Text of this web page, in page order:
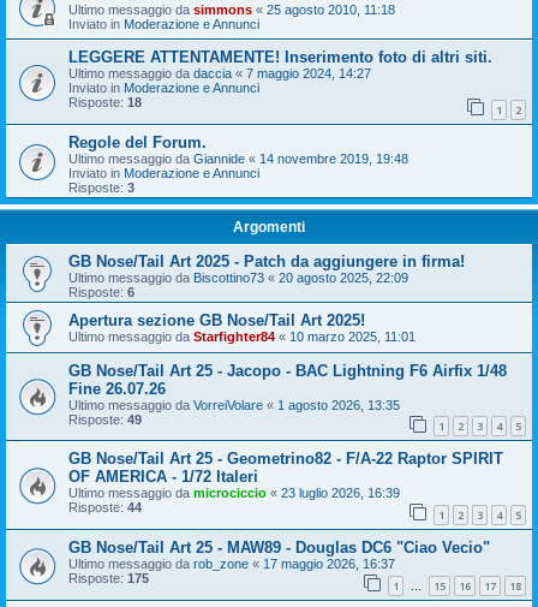
Ultimo messaggio da simmons « 25 agosto 2010, 11:18
Inviato in Moderazione e Annunci
LEGGERE ATTENTAMENTE! Inserimento foto di altri siti.
Ultimo messaggio da daccia « 7 maggio 2024, 14:27
Inviato in Moderazione e Annunci
Risposte: 18 1 2
Regole del Forum.
Ultimo messaggio da Giannide « 14 novembre 2019, 19:48
Inviato in Moderazione e Annunci
Risposte: 3
Argomenti
GB Nose/Tail Art 2025 - Patch da aggiungere in firma!
Ultimo messaggio da Biscottino73 « 20 agosto 2025, 22:09
Risposte: 6
Apertura sezione GB Nose/Tail Art 2025!
Ultimo messaggio da Starfighter84 « 10 marzo 2025, 11:01
GB Nose/Tail Art 25 - Jacopo - BAC Lightning F6 Airfix 1/48
Fine 26.07.26
Ultimo messaggio da VorreiVolare « 1 agosto 2026, 13:35
Risposte: 49 1 2 3 4 5
GB Nose/Tail Art 25 - Geometrino82 - F/A-22 Raptor SPIRIT
OF AMERICA - 1/72 Italeri
Ultimo messaggio da microciccio « 23 luglio 2026, 16:39
Risposte: 44 1 2 3 4 5
GB Nose/Tail Art 25 - MAW89 - Douglas DC6 "Ciao Vecio"
Ultimo messaggio da rob_zone « 17 maggio 2026, 16:37
Risposte: 175 1 … 15 16 17 18